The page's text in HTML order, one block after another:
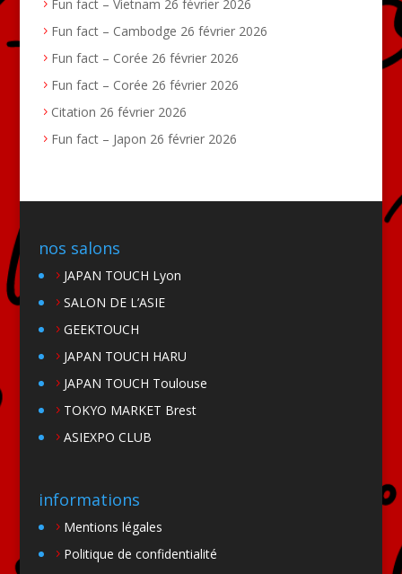
Fun fact – Vietnam 26 février 2026
Fun fact – Cambodge 26 février 2026
Fun fact – Corée 26 février 2026
Fun fact – Corée 26 février 2026
Citation 26 février 2026
Fun fact – Japon 26 février 2026
nos salons
JAPAN TOUCH Lyon
SALON DE L’ASIE
GEEKTOUCH
JAPAN TOUCH HARU
JAPAN TOUCH Toulouse
TOKYO MARKET Brest
ASIEXPO CLUB
informations
Mentions légales
Politique de confidentialité